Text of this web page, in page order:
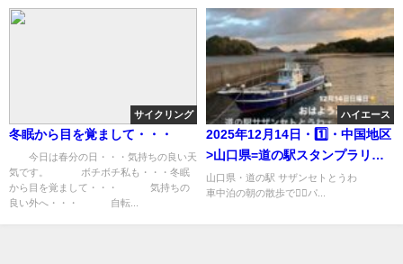
サイクリング
冬眠から目を覚まして・・・
今日は春分の日・・・気持ちの良い天
気です。 ボチボチ私も・・・冬眠
から目を覚まして・・・ 気持ちの
良い外へ・・・ 自転...
ハイエース
2025年12月14日・1️⃣・中国地区
>山口県=道の駅スタンプラリー
旅(11日目)
山口県・道の駅 サザンセトとうわ
車中泊の朝の散歩で🚶‍♀️パ...